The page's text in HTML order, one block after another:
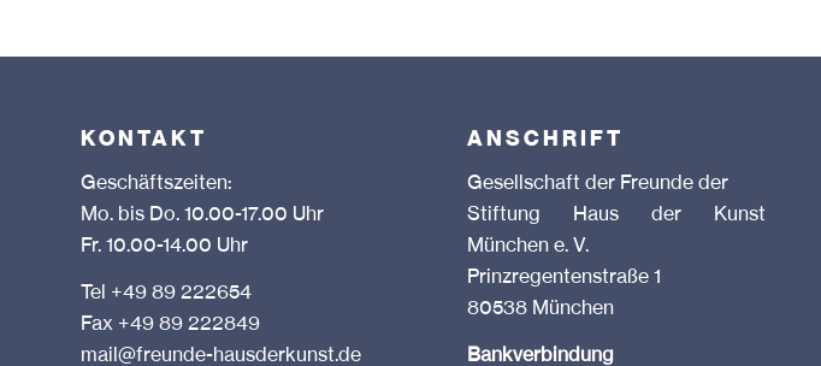
KONTAKT
Geschäftszeiten:
Mo. bis Do. 10.00-17.00 Uhr
Fr. 10.00-14.00 Uhr
Tel +49 89 222654
Fax +49 89 222849
mail@freunde-hausderkunst.de
ANSCHRIFT
Gesellschaft der Freunde der
Stiftung Haus der Kunst
München e. V.
Prinzregentenstraße 1
80538 München
Bankverbindung